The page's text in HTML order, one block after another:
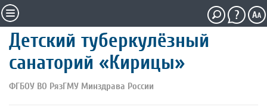
Детский туберкулёзный
санаторий «Кирицы»
ФГБОУ ВО РязГМУ Минздрава России